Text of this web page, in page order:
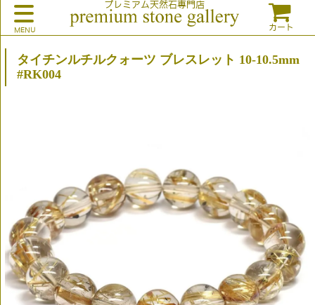
プレミアム天然石専門店
カート
タイチンルチルクォーツ ブレスレット 10-10.5mm
#RK004